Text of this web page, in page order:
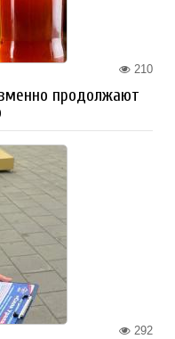
210
продолжают
292